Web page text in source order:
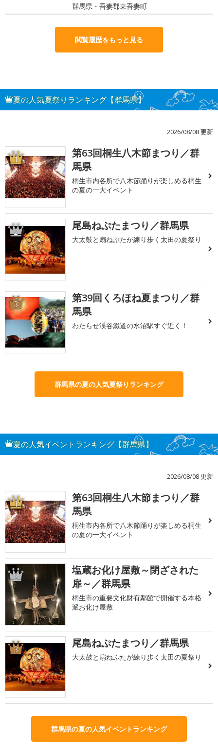
群馬県・吾妻郡東吾妻町
閲覧履歴をもっと見る
夏の人気夏祭りランキング【群馬県】
2026/08/08 更新
1
第63回桐生八木節まつり／群
馬県
桐生市内各所で八木節踊りが楽しめる桐生
の夏の一大イベント
2 尾島ねぷたまつり／群馬県
大太鼓と扇ねぷたが練り歩く太田の夏祭り
3
第39回くろほね夏まつり／群
馬県
わたらせ渓谷鐵道の水沼駅すぐ近く！
群馬県の夏の人気夏祭りランキング
夏の人気イベントランキング【群馬県】
2026/08/08 更新
1
第63回桐生八木節まつり／群
馬県
桐生市内各所で八木節踊りが楽しめる桐生
の夏の一大イベント
2
塩蔵お化け屋敷～閉ざされた
扉～／群馬県
桐生市の重要文化財有鄰館で開催する本格
派お化け屋敷
3 尾島ねぷたまつり／群馬県
大太鼓と扇ねぷたが練り歩く太田の夏祭り
群馬県の夏の人気イベントランキング